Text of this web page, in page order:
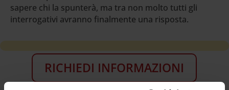
sapere chi la spunterà, ma tra non molto tutti gli
interrogativi avranno finalmente una risposta.
RICHIEDI INFORMAZIONI